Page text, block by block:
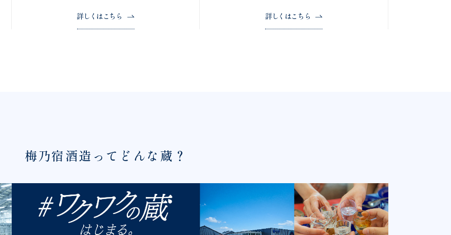
詳しくはこちら 詳しくはこちら
梅乃宿酒造ってどんな蔵？